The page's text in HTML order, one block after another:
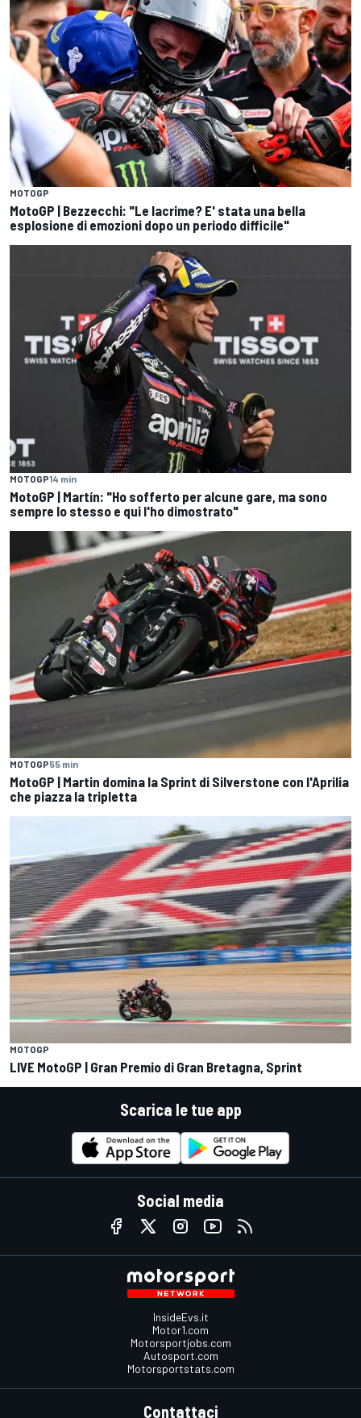
MOTOGP
MotoGP | Bezzecchi: "Le lacrime? E' stata una bella
esplosione di emozioni dopo un periodo difficile"
MOTOGP14 min
MotoGP | Martín: "Ho sofferto per alcune gare, ma sono
sempre lo stesso e qui l'ho dimostrato"
MOTOGP55 min
MotoGP | Martin domina la Sprint di Silverstone con l'Aprilia
che piazza la tripletta
MOTOGP
LIVE MotoGP | Gran Premio di Gran Bretagna, Sprint
Scarica le tue app
Social media
InsideEvs.it
Motor1.com
Motorsportjobs.com
Autosport.com
Motorsportstats.com
Contattaci